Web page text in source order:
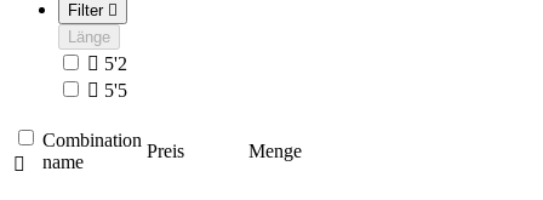
Filter 
Länge
 5'2
 5'5

Combination
name
Preis Menge